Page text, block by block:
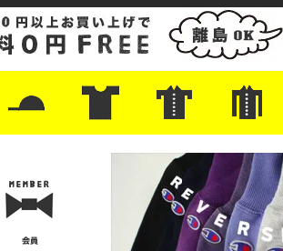
・レザーシューズ/スニーカー
・プリントTシャツ
・バンド/ツアー
・キャラクター
・Nike/adidas/スポーツ
・チャンピオン
・サーフ/スケート
・ボーダー/総柄/無地
・フットボール/リンガー
・タンクトップ/NBA・ポロシャツ
・半袖シャツ
・アロハ/サーフ/ボーリング
・ラルフ/ブラン
・無地/チェッ
・ワーク/ミリタ
・ネル/ウール